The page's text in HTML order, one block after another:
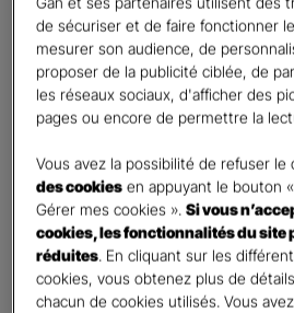
Etes-vous déjà client Gan assurances ?
Oui
Non
Civilité *
Madame
Monsieur
Contact*
de sécuriser et de faire fonctionner
mesurer son audience, de
proposer de la publicité ciblée, de
les réseaux sociaux, d'afficher des
pages ou encore de permettre la
Vous avez la possibilité de refuser le
des cookies en appuyant le bouton
Gérer mes cookies ».Si vous
cookies, les fonctionnalités du site
réduites. En cliquant sur les
cookies, vous obtenez plus de
chacun de cookies utilisés. Vous